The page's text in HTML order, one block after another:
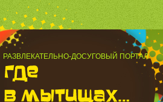
РАЗВЛЕКАТЕЛЬНО-ДОСУГОВЫЙ ПОРТАЛ